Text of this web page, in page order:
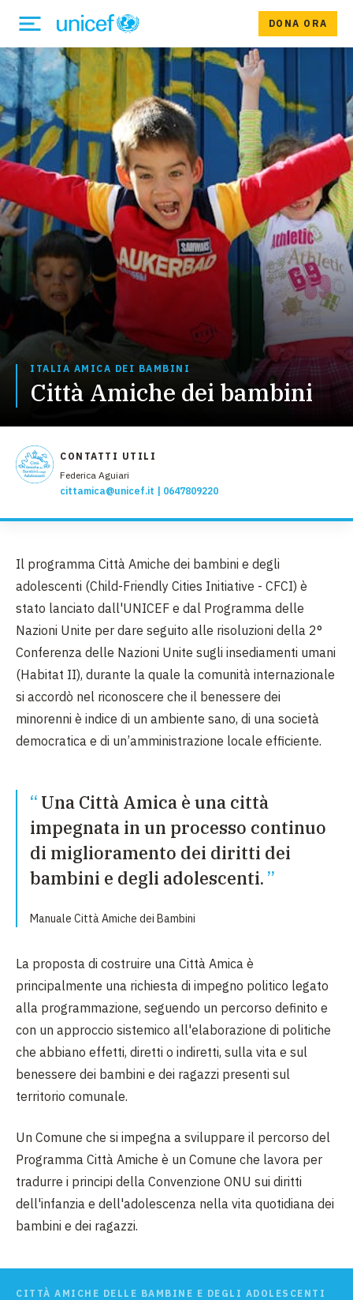
DONA ORA
ITALIA AMICA DEI BAMBINI
Città Amiche dei bambini
CONTATTI UTILI
Federica Aguiari
cittamica@unicef.it
0647809220
Il programma Città Amiche dei bambini e degli
adolescenti (Child-Friendly Cities Initiative - CFCI) è
stato lanciato dall'UNICEF e dal Programma delle
Nazioni Unite per dare seguito alle risoluzioni della 2°
Conferenza delle Nazioni Unite sugli insediamenti umani
(Habitat II), durante la quale la comunità internazionale
si accordò nel riconoscere che il benessere dei
minorenni è indice di un ambiente sano, di una società
democratica e di un’amministrazione locale efficiente.
Una Città Amica è una città
impegnata in un processo continuo
di miglioramento dei diritti dei
bambini e degli adolescenti.
Manuale Città Amiche dei Bambini
La proposta di costruire una Città Amica è
principalmente una richiesta di impegno politico legato
alla programmazione, seguendo un percorso definito e
con un approccio sistemico all'elaborazione di politiche
che abbiano effetti, diretti o indiretti, sulla vita e sul
benessere dei bambini e dei ragazzi presenti sul
territorio comunale.
Un Comune che si impegna a sviluppare il percorso del
Programma Città Amiche è un Comune che lavora per
tradurre i principi della Convenzione ONU sui diritti
dell'infanzia e dell'adolescenza nella vita quotidiana dei
bambini e dei ragazzi.
CITTÀ AMICHE DELLE BAMBINE E DEGLI ADOLESCENTI